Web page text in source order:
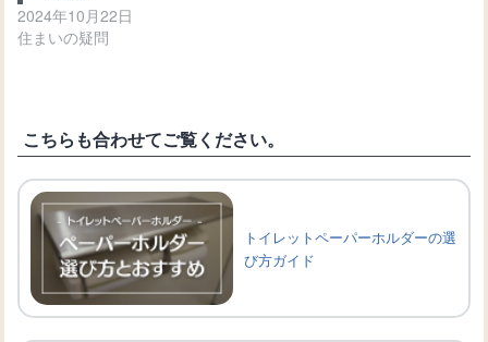
2024年10月22日
住まいの疑問
こちらも合わせてご覧ください。
トイレットペーパーホルダーの選
び方ガイド